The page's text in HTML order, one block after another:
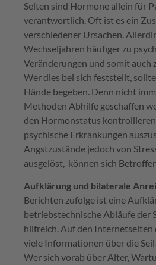
Selten sind Hormone allein für
verantwortlich. Oft ist es ein
verschiedener Ursachen.
Wechseljahren häufiger zu
Veränderungen und somit auch
Wer dies bei sich feststellt,
Hände begeben. Denn nicht
Methoden Abhilfe geschaffen
den Hormonstatus kontrollieren
psychische Erkrankungen
Angstzustände jedoch von
ausgelöst, können sich
Aufklärung und bilaterale
Berichten zufolge ist eine
betriebstechnische Abläufe der
hilfreich. Auf den Internetseiten
viele Informationen über die
Wer sich vorab über Alter,